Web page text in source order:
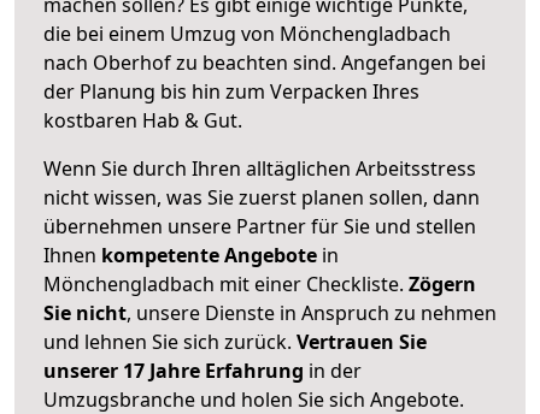
die bei einem Umzug von Mönchengladbach
nach Oberhof zu beachten sind. Angefangen bei
der Planung bis hin zum Verpacken Ihres
kostbaren Hab & Gut.
Wenn Sie durch Ihren alltäglichen Arbeitsstress
nicht wissen, was Sie zuerst planen sollen, dann
übernehmen unsere Partner für Sie und stellen
Ihnen kompetente Angebote in
Mönchengladbach mit einer Checkliste. Zögern
Sie nicht, unsere Dienste in Anspruch zu nehmen
und lehnen Sie sich zurück. Vertrauen Sie
unserer 17 Jahre Erfahrung in der
Umzugsbranche und holen Sie sich Angebote.